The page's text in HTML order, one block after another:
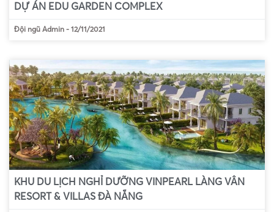
DỰ ÁN EDU GARDEN COMPLEX
Đội ngũ Admin - 12/11/2021
KHU DU LỊCH NGHỈ DƯỠNG VINPEARL LÀNG VÂN
RESORT & VILLAS ĐÀ NẴNG